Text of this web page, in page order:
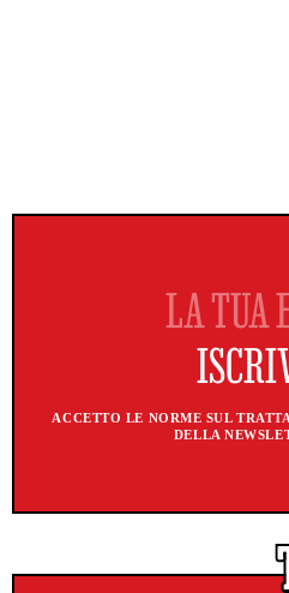
ACCETTO LE NORME SUL
DELLA